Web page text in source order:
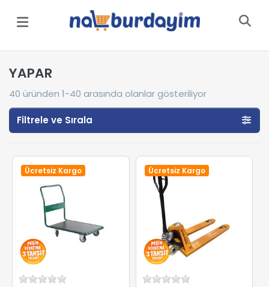
Menü
YAPAR
40 üründen 1-40 arasında olanlar gösteriliyor
Filtrele ve Sırala
Ücretsiz Kargo Ücretsiz Kargo